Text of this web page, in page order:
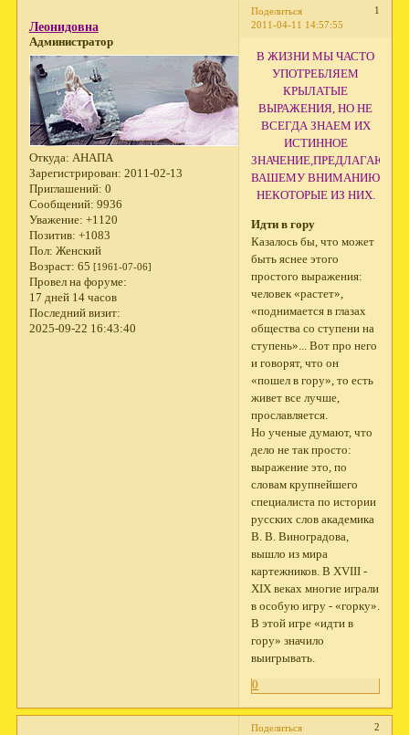
Поделиться
1
2011-04-11 14:57:55
Леонидовна
Администратор
Откуда: АНАПА
Зарегистрирован: 2011-02-13
Приглашений: 0
Сообщений: 9936
Уважение: +1120
Позитив: +1083
Пол: Женский
Возраст: 65 [1961-07-06]
Провел на форуме:
17 дней 14 часов
Последний визит:
2025-09-22 16:43:40
В ЖИЗНИ МЫ ЧАСТО
УПОТРЕБЛЯЕМ
КРЫЛАТЫЕ
ВЫРАЖЕНИЯ, НО НЕ
ВСЕГДА ЗНАЕМ ИХ
ИСТИННОЕ
ЗНАЧЕНИЕ,ПРЕДЛАГАЮ
ВАШЕМУ ВНИМАНИЮ
НЕКОТОРЫЕ ИЗ НИХ.
Идти в гору
Казалось бы, что может
быть яснее этого
простого выражения:
человек «растет»,
«поднимается в глазах
общества со ступени на
ступень»... Вот про него
и говорят, что он
«пошел в гору», то есть
живет все лучше,
прославляется.
Но ученые думают, что
дело не так просто:
выражение это, по
словам крупнейшего
специалиста по истории
русских слов академика
В. В. Виноградова,
вышло из мира
картежников. В XVIII -
XIX веках многие играли
в особую игру - «горку».
В этой игре «идти в
гору» значило
выигрывать.
0
Поделиться
2